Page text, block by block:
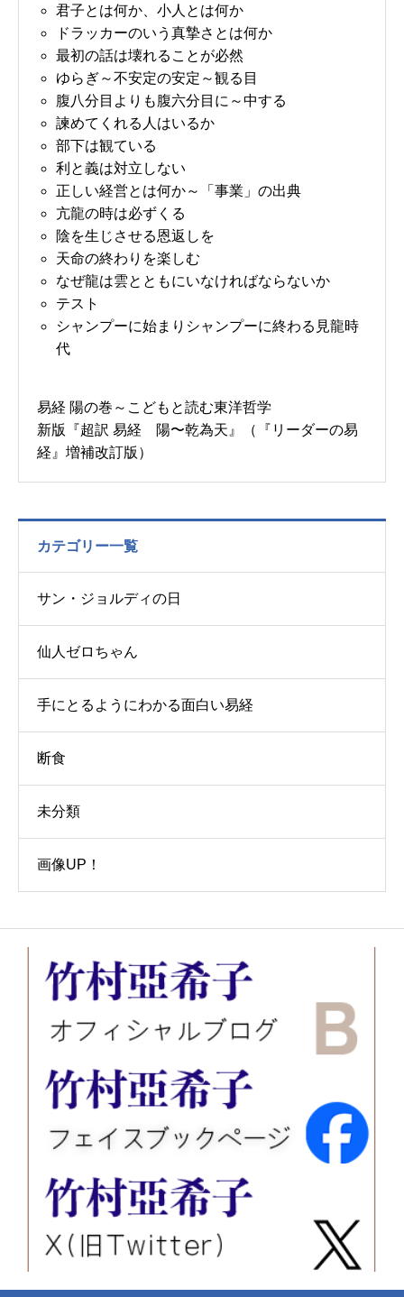
君子とは何か、小人とは何か
ドラッカーのいう真摯さとは何か
最初の話は壊れることが必然
ゆらぎ～不安定の安定～観る目
腹八分目よりも腹六分目に～中する
諫めてくれる人はいるか
部下は観ている
利と義は対立しない
正しい経営とは何か～「事業」の出典
亢龍の時は必ずくる
陰を生じさせる恩返しを
天命の終わりを楽しむ
なぜ龍は雲とともにいなければならないか
テスト
シャンプーに始まりシャンプーに終わる見龍時
代
易経 陽の巻～こどもと読む東洋哲学
新版『超訳 易経 陽〜乾為天』（『リーダーの易
経』増補改訂版）
カテゴリー一覧
サン・ジョルディの日
仙人ゼロちゃん
手にとるようにわかる面白い易経
断食
未分類
画像UP！